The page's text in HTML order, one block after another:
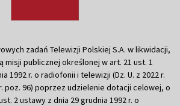
zadań Telewizji Polskiej S.A. w likwidacji,
misji publicznej określonej w art. 21 ust. 1
1992 r. o radiofonii i telewizji (Dz. U. z 2022 r.
poz. 96) poprzez udzielenie dotacji celowej, o
2 ustawy z dnia 29 grudnia 1992 r. o